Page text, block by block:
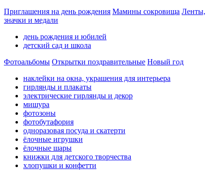
Приглашения на день рождения Мамины сокровища Ленты,
значки и медали
день рождения и юбилей
детский сад и школа
Фотоальбомы Открытки поздравительные Новый год
наклейки на окна, украшения для интерьера
гирлянды и плакаты
электрические гирлянды и декор
мишура
фотозоны
фотобутафория
одноразовая посуда и скатерти
ёлочные игрушки
ёлочные шары
книжки для детского творчества
хлопушки и конфетти